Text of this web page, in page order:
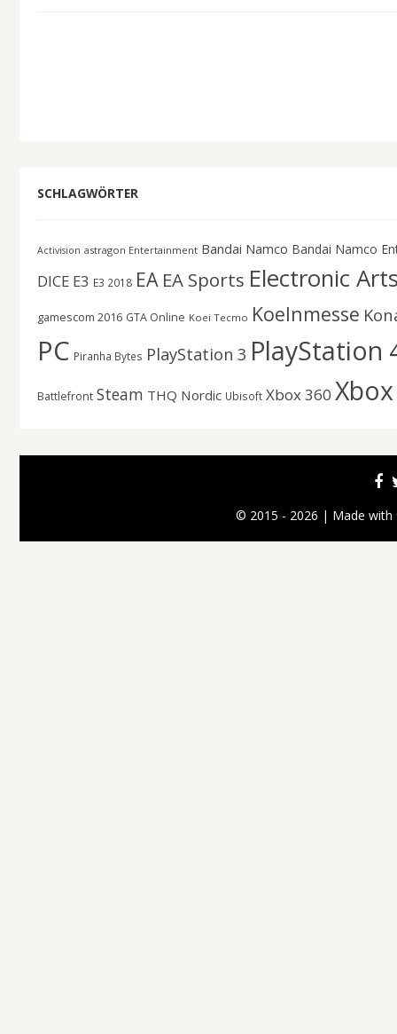
SCHLAGWÖRTER
Activision astragon Entertainment Bandai Namco Bandai Namco
DICE E3 E3 2018 EA EA Sports Electronic
gamescom 2016 GTA Online Koei Tecmo Koelnmesse
PC Piranha Bytes PlayStation 3 PlayStation
Battlefront Steam THQ Nordic Ubisoft Xbox 360
© 2015 - 2026 | Made